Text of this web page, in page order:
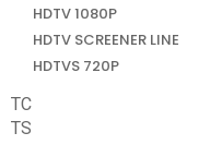
HDTV 1080P
HDTV SCREENER LINE
HDTVS 720P
TC
TS